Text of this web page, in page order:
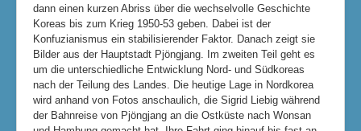
dann einen kurzen Abriss über die wechselvolle Geschichte
Koreas bis zum Krieg 1950-53 geben. Dabei ist der
Konfuzianismus ein stabilisierender Faktor. Danach zeigt sie
Bilder aus der Hauptstadt Pjöngjang. Im zweiten Teil geht es
um die unterschiedliche Entwicklung Nord- und Südkoreas
nach der Teilung des Landes. Die heutige Lage in Nordkorea
wird anhand von Fotos anschaulich, die Sigrid Liebig während
der Bahnreise von Pjöngjang an die Ostküste nach Wonsan